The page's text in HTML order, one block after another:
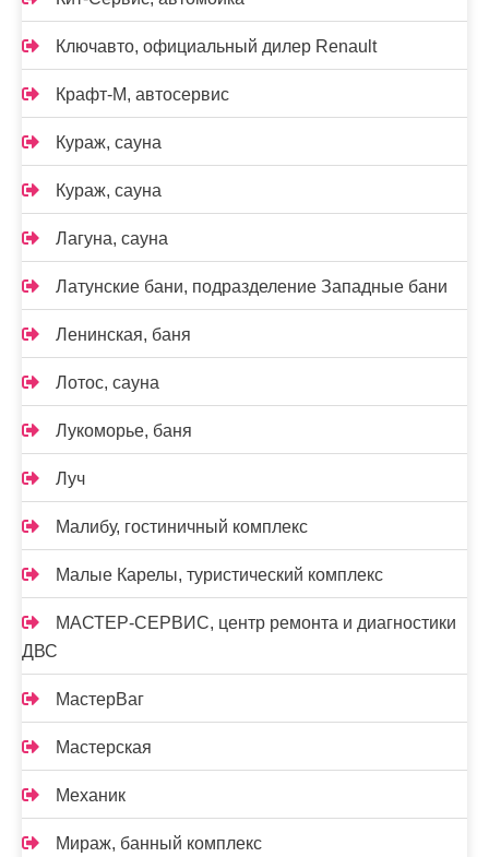
Ключавто, официальный дилер Renault
Крафт-М, автосервис
Кураж, сауна
Кураж, сауна
Лагуна, сауна
Латунские бани, подразделение Западные бани
Ленинская, баня
Лотос, сауна
Лукоморье, баня
Луч
Малибу, гостиничный комплекс
Малые Карелы, туристический комплекс
МАСТЕР-СЕРВИС, центр ремонта и диагностики
ДВС
МастерВаг
Мастерская
Механик
Мираж, банный комплекс